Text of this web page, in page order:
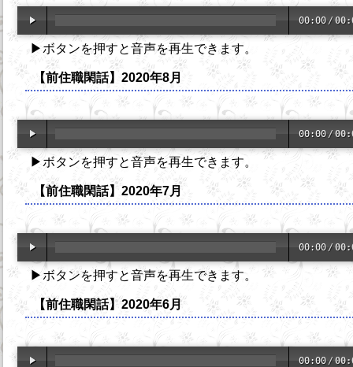
00:00 /
▶ボタンを押すと音声を再生できます。
【前住職閑話】2020年8月
00:00 /
▶ボタンを押すと音声を再生できます。
【前住職閑話】2020年7月
00:00 /
▶ボタンを押すと音声を再生できます。
【前住職閑話】2020年6月
00:00 /